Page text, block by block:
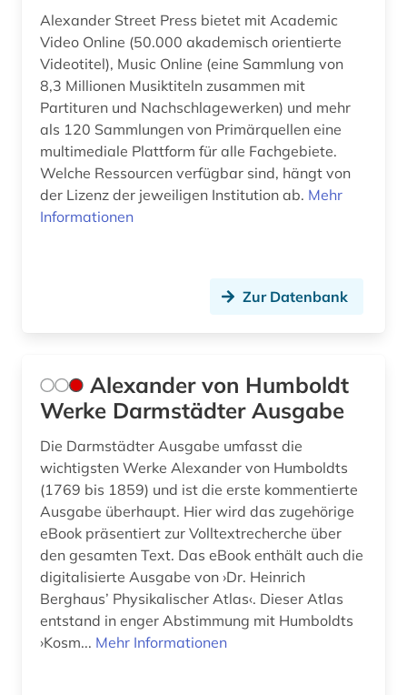
fid sozial- und kulturanthropologie (5)
fid-lizenz (1)
filmgeschichte (1)
finanzwirtschaft (3)
finnland (7)
fluchtbewegungen (1)
flüchtling (1)
folklore (1)
forschung (3)
forschungsdaten (1)
forschungsreise (1)
Alexander Street Press bietet mit Academic
Video Online (50.000 akademisch orientierte
Videotitel), Music Online (eine Sammlung von
8,3 Millionen Musiktiteln zusammen mit
Partituren und Nachschlagewerken) und mehr
als 120 Sammlungen von Primärquellen eine
multimediale Plattform für alle Fachgebiete.
Welche Ressourcen verfügbar sind, hängt von
der Lizenz der jeweiligen Institution ab. Mehr
Informationen
Zur Datenbank
Alexander von Humboldt
Werke Darmstädter Ausgabe
Die Darmstädter Ausgabe umfasst die
wichtigsten Werke Alexander von Humboldts
(1769 bis 1859) und ist die erste kommentierte
Ausgabe überhaupt. Hier wird das zugehörige
eBook präsentiert zur Volltextrecherche über
den gesamten Text. Das eBook enthält auch die
digitalisierte Ausgabe von ›Dr. Heinrich
Berghaus’ Physikalischer Atlas‹. Dieser Atlas
entstand in enger Abstimmung mit Humboldts
›Kosm... Mehr Informationen